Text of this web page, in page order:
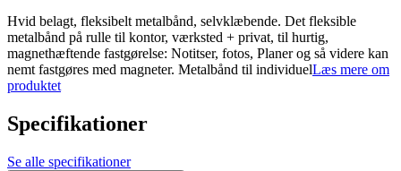
Hvid belagt, fleksibelt metalbånd, selvklæbende. Det fleksible
metalbånd på rulle til kontor, værksted + privat, til hurtig,
magnethæftende fastgørelse: Notitser, fotos, Planer og så videre kan
nemt fastgøres med magneter. Metalbånd til individuelLæs mere om
produktet
Specifikationer
Se alle specifikationer